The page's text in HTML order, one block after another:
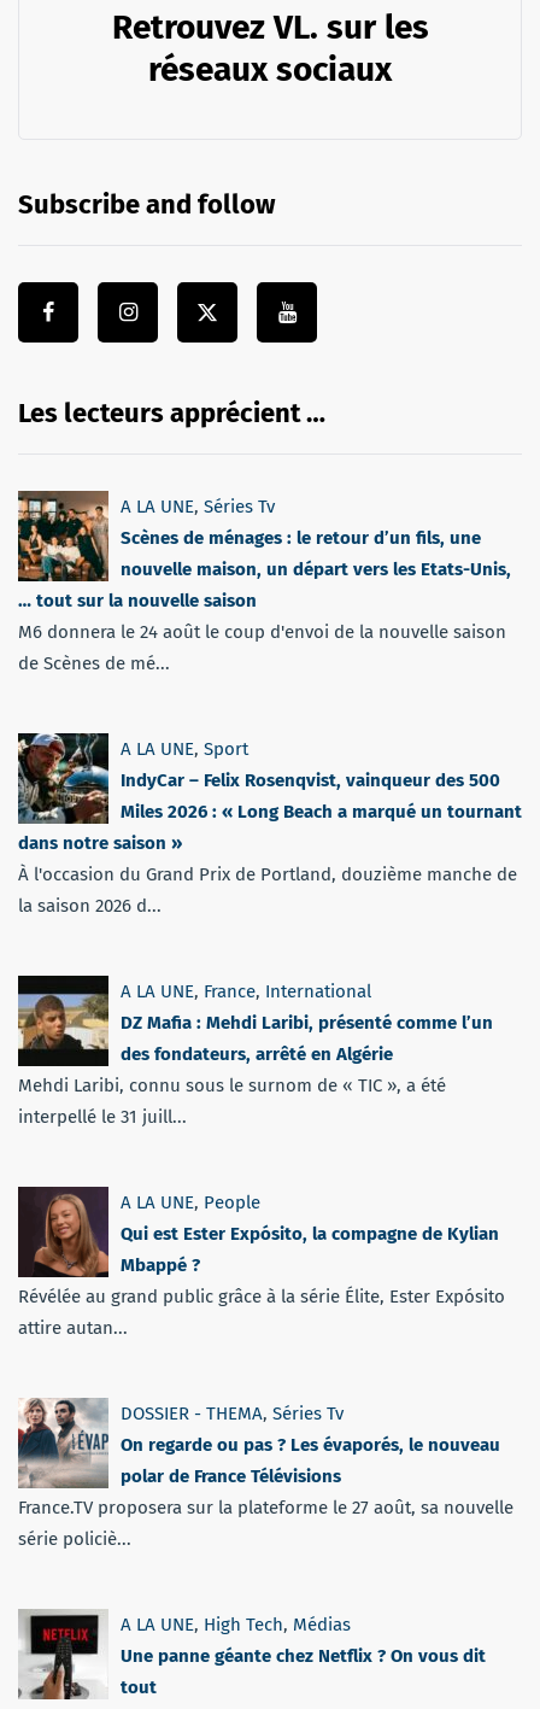
Retrouvez VL. sur les
réseaux sociaux
Subscribe and follow
Les lecteurs apprécient …
A LA UNE, Séries Tv
Scènes de ménages : le retour d’un fils, une
nouvelle maison, un départ vers les Etats-Unis,
… tout sur la nouvelle saison
M6 donnera le 24 août le coup d'envoi de la nouvelle saison
de Scènes de mé...
A LA UNE, Sport
IndyCar – Felix Rosenqvist, vainqueur des 500
Miles 2026 : « Long Beach a marqué un tournant
dans notre saison »
À l'occasion du Grand Prix de Portland, douzième manche de
la saison 2026 d...
A LA UNE, France, International
DZ Mafia : Mehdi Laribi, présenté comme l’un
des fondateurs, arrêté en Algérie
Mehdi Laribi, connu sous le surnom de « TIC », a été
interpellé le 31 juill...
A LA UNE, People
Qui est Ester Expósito, la compagne de Kylian
Mbappé ?
Révélée au grand public grâce à la série Élite, Ester Expósito
attire autan...
DOSSIER - THEMA, Séries Tv
On regarde ou pas ? Les évaporés, le nouveau
polar de France Télévisions
France.TV proposera sur la plateforme le 27 août, sa nouvelle
série policiè...
A LA UNE, High Tech, Médias
Une panne géante chez Netflix ? On vous dit
tout